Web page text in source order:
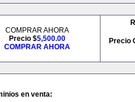
COMPRAR AHORA
Precio $5,500.00
COMPRAR AHORA
Precio
en venta: